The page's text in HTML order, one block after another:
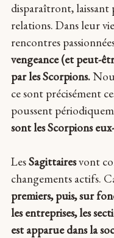
disparaîtront, laissant
relations. Dans leur
rencontres
vengeance (et peut-
par les Scorpions.
ce sont précisément
poussent
sont les Scorpions
LesSagittairesvont
changements actifs.
premiers, puis, sur
les entreprises, les
est apparue dans la